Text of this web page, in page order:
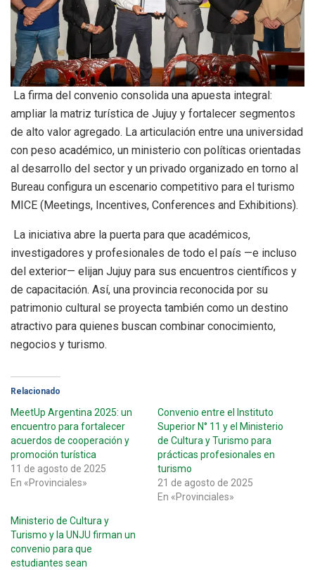
La firma del convenio consolida una apuesta integral:
ampliar la matriz turística de Jujuy y fortalecer segmentos
de alto valor agregado. La articulación entre una universidad
con peso académico, un ministerio con políticas orientadas
al desarrollo del sector y un privado organizado en torno al
Bureau configura un escenario competitivo para el turismo
MICE (Meetings, Incentives, Conferences and Exhibitions).
La iniciativa abre la puerta para que académicos,
investigadores y profesionales de todo el país —e incluso
del exterior— elijan Jujuy para sus encuentros científicos y
de capacitación. Así, una provincia reconocida por su
patrimonio cultural se proyecta también como un destino
atractivo para quienes buscan combinar conocimiento,
negocios y turismo.
Relacionado
MeetUp Argentina 2025: un
encuentro para fortalecer
acuerdos de cooperación y
promoción turística
11 de agosto de 2025
En «Provinciales»
Convenio entre el Instituto
Superior N° 11 y el Ministerio
de Cultura y Turismo para
prácticas profesionales en
turismo
21 de agosto de 2025
En «Provinciales»
Ministerio de Cultura y
Turismo y la UNJU firman un
convenio para que
estudiantes sean